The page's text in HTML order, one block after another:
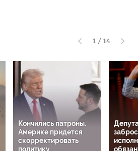
1 / 14
Кончились патроны.
Америке придется
скорректировать
политику